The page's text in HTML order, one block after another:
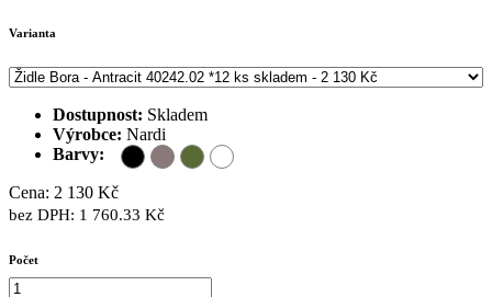
Varianta
Dostupnost: Skladem
Výrobce: Nardi
Barvy:
Cena: 2 130 Kč
bez DPH: 1 760.33 Kč
Počet